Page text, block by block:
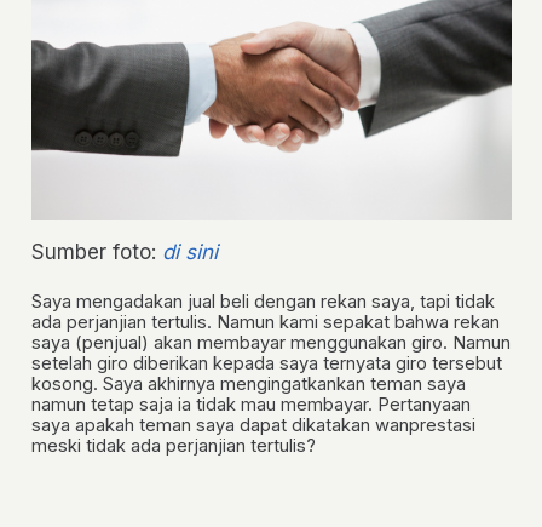
Sumber foto: di sini
Saya mengadakan jual beli dengan rekan saya, tapi tidak
ada perjanjian tertulis. Namun kami sepakat bahwa rekan
saya (penjual) akan membayar menggunakan giro. Namun
setelah giro diberikan kepada saya ternyata giro tersebut
kosong. Saya akhirnya mengingatkankan teman saya
namun tetap saja ia tidak mau membayar. Pertanyaan
saya apakah teman saya dapat dikatakan wanprestasi
meski tidak ada perjanjian tertulis?